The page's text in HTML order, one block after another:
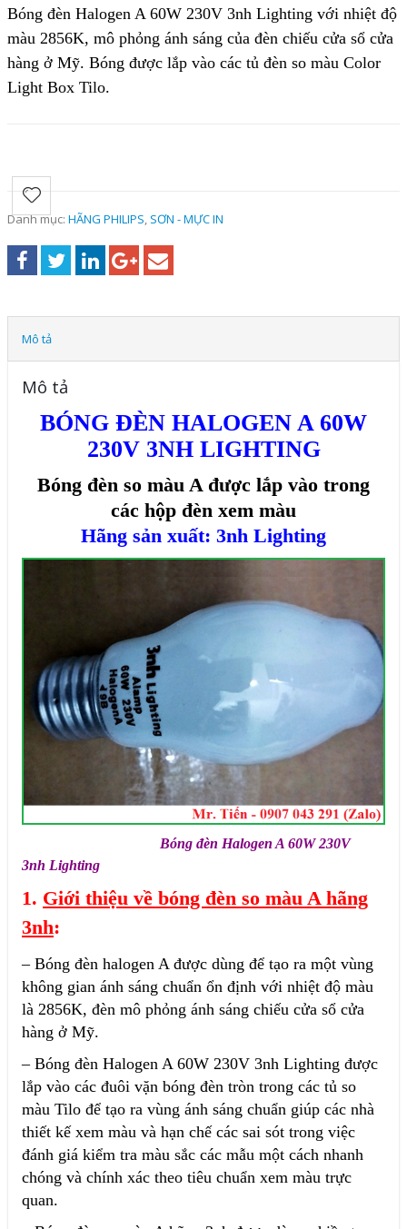
Bóng đèn Halogen A 60W 230V 3nh Lighting với nhiệt độ
màu 2856K, mô phỏng ánh sáng của đèn chiếu cửa sổ cửa
hàng ở Mỹ. Bóng được lắp vào các tủ đèn so màu Color
Light Box Tilo.
Danh mục: HÃNG PHILIPS, SƠN - MỰC IN
Mô tả
Mô tả
BÓNG ĐÈN HALOGEN A 60W
230V 3NH LIGHTING
Bóng đèn so màu A được lắp vào trong
các hộp đèn xem màu
Hãng sản xuất: 3nh Lighting
Bóng đèn Halogen A 60W 230V
3nh Lighting
1. Giới thiệu về bóng đèn so màu A hãng
3nh:
– Bóng đèn halogen A được dùng để tạo ra một vùng
không gian ánh sáng chuẩn ổn định với nhiệt độ màu
là 2856K, đèn mô phỏng ánh sáng chiếu cửa sổ cửa
hàng ở Mỹ.
– Bóng đèn Halogen A 60W 230V 3nh Lighting được
lắp vào các đuôi vặn bóng đèn tròn trong các tủ so
màu Tilo để tạo ra vùng ánh sáng chuẩn giúp các nhà
thiết kế xem màu và hạn chế các sai sót trong việc
đánh giá kiểm tra màu sắc các mẫu một cách nhanh
chóng và chính xác theo tiêu chuẩn xem màu trực
quan.